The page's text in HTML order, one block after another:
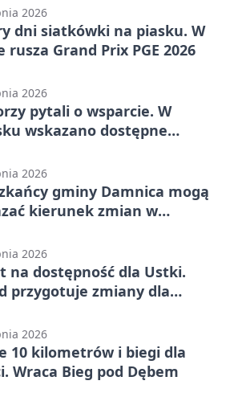
2026
dni siatkówki na piasku. W
rusza Grand Prix PGE 2026
2026
pytali o wsparcie. W
wskazano dostępne
2026
gminy Damnica mogą
kierunek zmian w
2026
na dostępność dla Ustki.
przygotuje zmiany dla
2026
10 kilometrów i biegi dla
Wraca Bieg pod Dębem